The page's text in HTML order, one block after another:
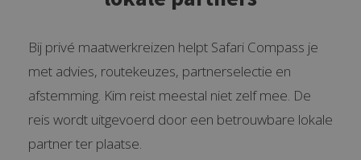
Bij privé maatwerkreizen helpt Safari Compass je
met advies, routekeuzes, partnerselectie en
afstemming. Kim reist meestal niet zelf mee. De
reis wordt uitgevoerd door een betrouwbare lokale
partner ter plaatse.